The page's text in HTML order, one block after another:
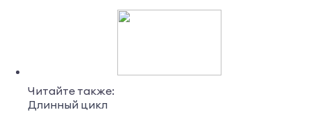
Читайте также:
Длинный цикл